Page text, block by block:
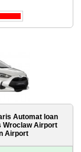
Automat loan
Wroclaw Airport
Airport